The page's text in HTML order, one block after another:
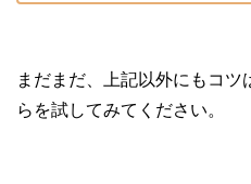
まだまだ、上記以外にもコ
らを試してみてください。